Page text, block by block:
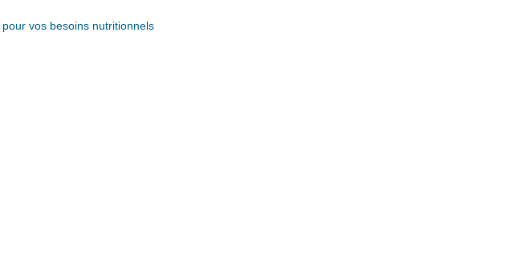
pour vos besoins nutritionnels